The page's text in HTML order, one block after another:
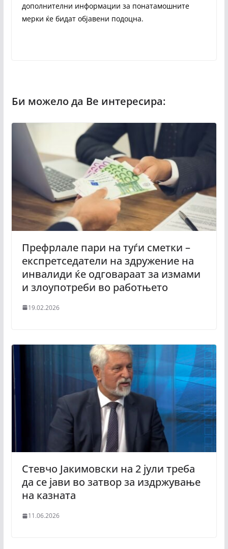
дополнителни информации за понатамошните
мерки ќе бидат објавени подоцна.
Префрлале пари на туѓи сметки –
експретседатели на здружение на
инвалиди ќе одговараат за измами
и злоупотреби во работњето
19.02.2026
Стевчо Јакимовски на 2 јули треба
да се јави во затвор за издржување
на казната
11.06.2026